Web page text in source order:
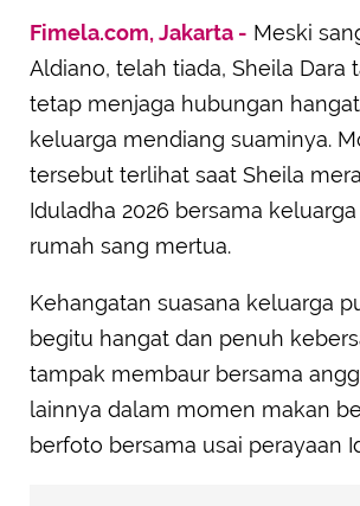
Fimela.com, Jakarta - Meski
Aldiano, telah tiada, Sheila Dara
tetap menjaga hubungan
keluarga mendiang suaminya.
tersebut terlihat saat Sheila
Iduladha 2026 bersama
rumah sang mertua.
Kehangatan suasana keluarga
begitu hangat dan penuh
tampak membaur bersama
lainnya dalam momen makan
berfoto bersama usai perayaan